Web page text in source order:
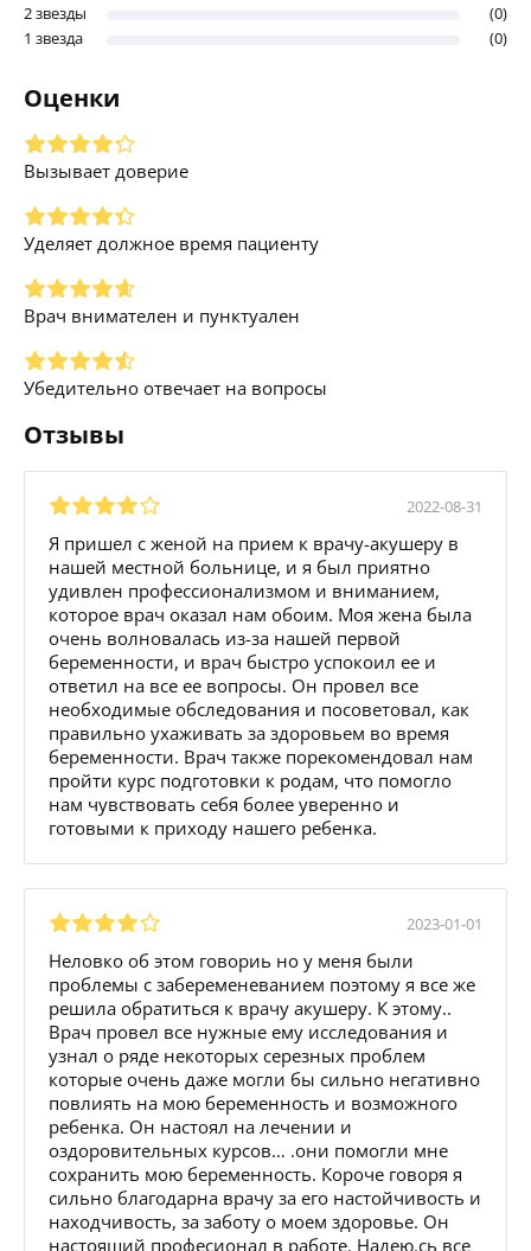
2 звезды
(0)
1 звезда
(0)
Оценки
Вызывает доверие
Уделяет должное время пациенту
Врач внимателен и пунктуален
Убедительно отвечает на вопросы
Отзывы
2022-08-31
Я пришел с женой на прием к врачу-акушеру в
нашей местной больнице, и я был приятно
удивлен профессионализмом и вниманием,
которое врач оказал нам обоим. Моя жена была
очень волновалась из-за нашей первой
беременности, и врач быстро успокоил ее и
ответил на все ее вопросы. Он провел все
необходимые обследования и посоветовал, как
правильно ухаживать за здоровьем во время
беременности. Врач также порекомендовал нам
пройти курс подготовки к родам, что помогло
нам чувствовать себя более уверенно и
готовыми к приходу нашего ребенка.
2023-01-01
Неловко об этом говориь но у меня были
проблемы с забеременеванием поэтому я все же
решила обратиться к врачу акушеру. К этому..
Врач провел все нужные ему исследования и
узнал о ряде некоторых серезных проблем
которые очень даже могли бы сильно негативно
повлиять на мою беременность и возможного
ребенка. Он настоял на лечении и
оздоровительных курсов… .они помогли мне
сохранить мою беременность. Короче говоря я
сильно благодарна врачу за его настойчивость и
находчивость, за заботу о моем здоровье. Он
настоящий професионал в работе. Надею.сь все